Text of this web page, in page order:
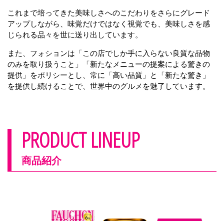
これまで培ってきた美味しさへのこだわりをさらにグレード
アップしながら、味覚だけではなく視覚でも、美味しさを感
じられる品々を世に送り出しています。
また、フォションは「この店でしか手に入らない良質な品物
のみを取り扱うこと」「新たなメニューの提案による驚きの
提供」をポリシーとし、常に「高い品質」と「新たな驚き」
を提供し続けることで、世界中のグルメを魅了しています。
PRODUCT LINEUP
商品紹介